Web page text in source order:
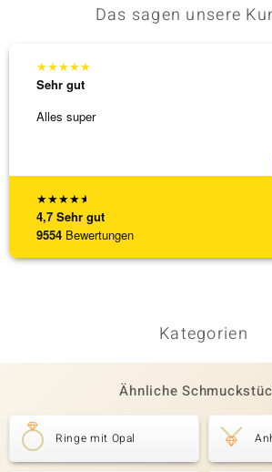
Das sagen unsere
★★★★★
4,7 Sehr gut
9554 Bewertungen
★★★★★
Sehr gut
Alles super
Kategorien
Ähnliche
Ringe mit Opal